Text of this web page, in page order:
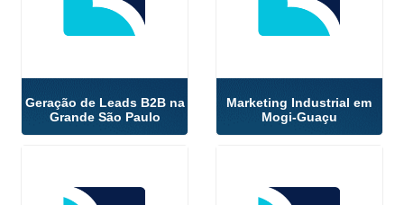
Geração de Leads B2B na
Grande São Paulo
Marketing Industrial em
Mogi-Guaçu